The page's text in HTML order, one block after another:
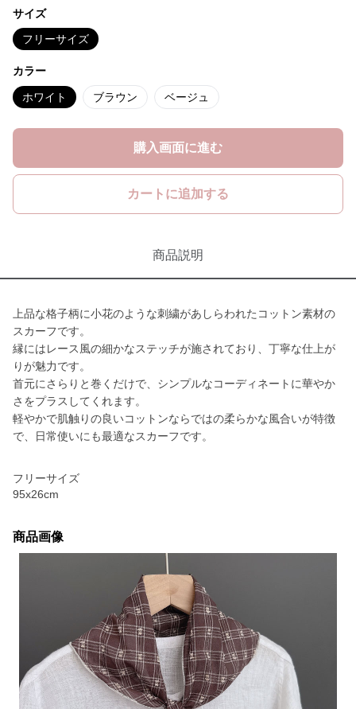
サイズ
フリーサイズ
カラー
ホワイト ブラウン ベージュ
購入画面に進む
カートに追加する
商品説明
上品な格子柄に小花のような刺繍があしらわれたコットン素材の
スカーフです。
縁にはレース風の細かなステッチが施されており、丁寧な仕上が
りが魅力です。
首元にさらりと巻くだけで、シンプルなコーディネートに華やか
さをプラスしてくれます。
軽やかで肌触りの良いコットンならではの柔らかな風合いが特徴
で、日常使いにも最適なスカーフです。
フリーサイズ
95x26cm
商品画像